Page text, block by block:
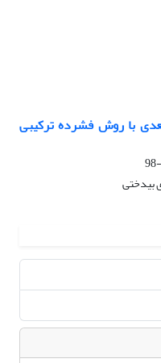
با روش فشرده ترکیبی
‌بیدختی